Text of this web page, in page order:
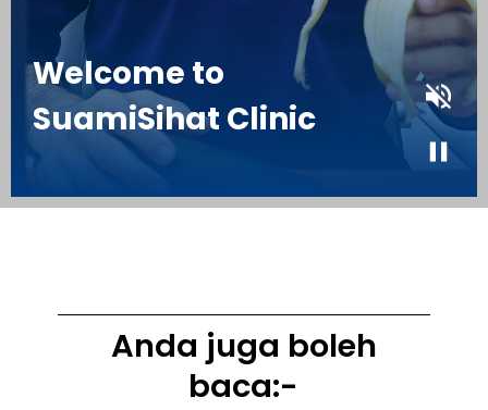
Anda juga boleh
baca:-